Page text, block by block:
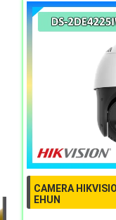
CAMERA
EHUN